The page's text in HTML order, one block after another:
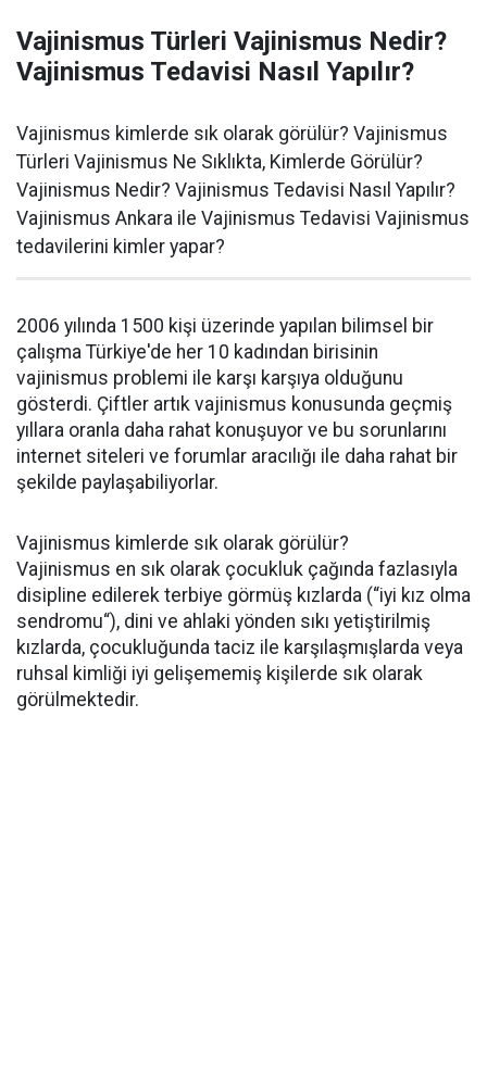
Vajinismus Türleri Vajinismus Nedir?
Vajinismus Tedavisi Nasıl Yapılır?
Vajinismus kimlerde sık olarak görülür? Vajinismus
Türleri Vajinismus Ne Sıklıkta, Kimlerde Görülür?
Vajinismus Nedir? Vajinismus Tedavisi Nasıl Yapılır?
Vajinismus Ankara ile Vajinismus Tedavisi Vajinismus
tedavilerini kimler yapar?
2006 yılında 1500 kişi üzerinde yapılan bilimsel bir
çalışma Türkiye'de her 10 kadından birisinin
vajinismus problemi ile karşı karşıya olduğunu
gösterdi. Çiftler artık vajinismus konusunda geçmiş
yıllara oranla daha rahat konuşuyor ve bu sorunlarını
internet siteleri ve forumlar aracılığı ile daha rahat bir
şekilde paylaşabiliyorlar.
Vajinismus kimlerde sık olarak görülür?
Vajinismus en sık olarak çocukluk çağında fazlasıyla
disipline edilerek terbiye görmüş kızlarda (“iyi kız olma
sendromu“), dini ve ahlaki yönden sıkı yetiştirilmiş
kızlarda, çocukluğunda taciz ile karşılaşmışlarda veya
ruhsal kimliği iyi gelişememiş kişilerde sık olarak
görülmektedir.